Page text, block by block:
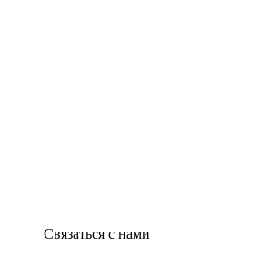
Связаться с нами